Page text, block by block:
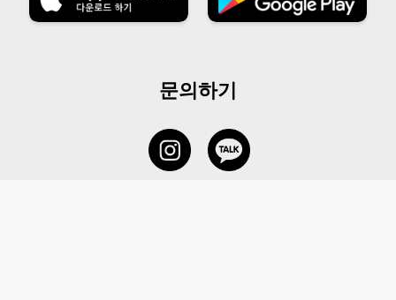
문의하기